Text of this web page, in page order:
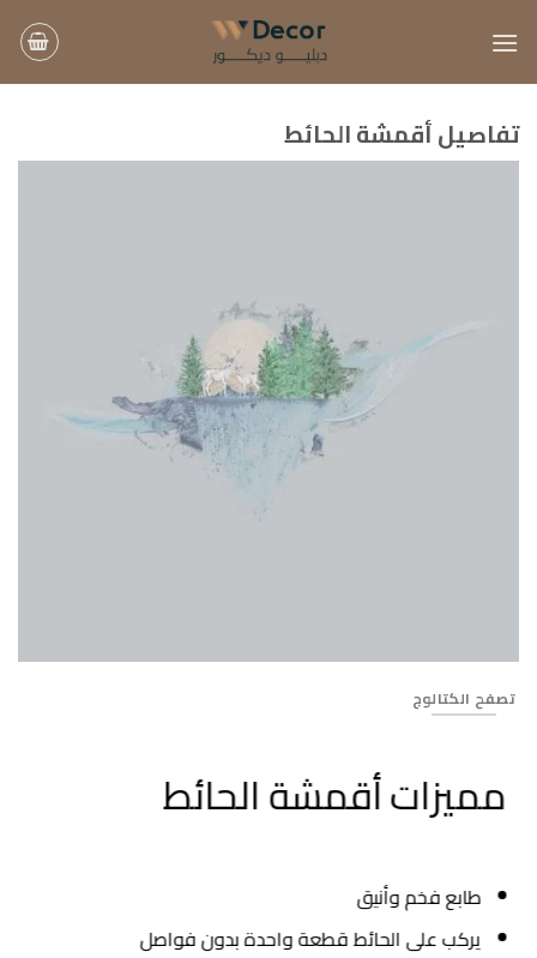
للمحتوى
تفاصيل أقمشة الحائط
تصفح الكتالوج
مميزات أقمشة الحائط
طابع فخم وأنيق
يركب على الحائط قطعة واحدة بدون فواصل